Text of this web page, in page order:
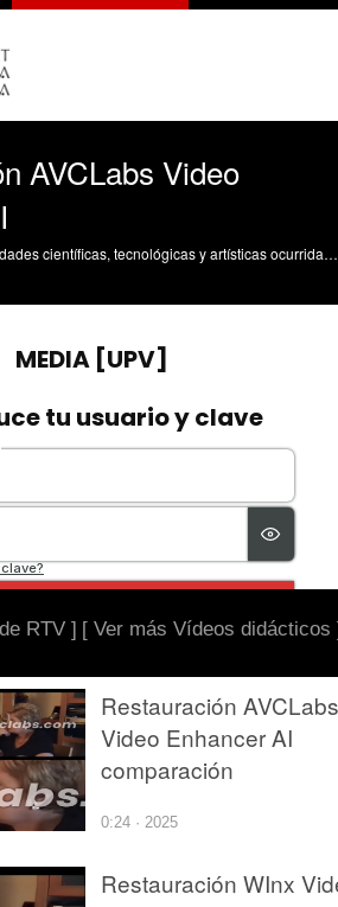
AVCLabs Video
Divulgación de las actividades científicas, tecnológicas y artísticas ocurridas en los tres campus de la UPV
RTV ] [ Ver más Vídeos didácticos
Restauración AVCLabs
Video Enhancer AI
comparación
0:24 · 2025
Restauración WInx